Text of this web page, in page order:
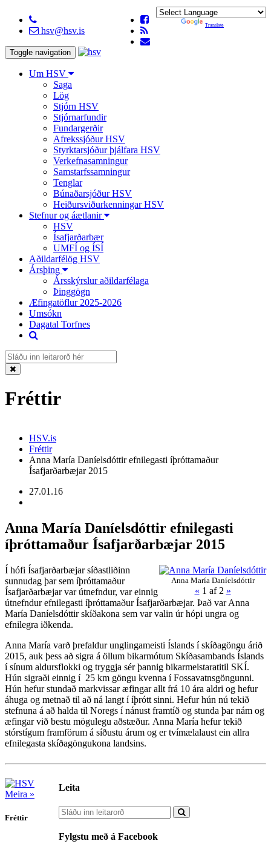
hsv@hsv.is
Translate
Toggle navigation
Um HSV
Saga
Lög
Stjórn HSV
Stjórnarfundir
Fundargerðir
Afrekssjóður HSV
Styrktarsjóður þjálfara HSV
Verkefnasamningur
Samstarfssamningur
Tenglar
Búnaðarsjóður HSV
Heiðursviðurkenningar HSV
Stefnur og áætlanir
HSV
Ísafjarðarbær
UMFÍ og ÍSÍ
Aðildarfélög HSV
Ársþing
Ársskýrslur aðildarfélaga
Þinggögn
Æfingatöflur 2025-2026
Umsókn
Dagatal Torfnes
Fréttir
HSV.is
Fréttir
Anna María Daníelsdóttir efnilegasti íþróttamaður
Ísafjarðarbæjar 2015
27.01.16
Anna María Daníelsdóttir efnilegasti
íþróttamaður Ísafjarðarbæjar 2015
Anna María Daníelsdóttir
« 1 af 2 »
Í hófi Ísafjarðarbæjar síðastliðinn
sunnudag þar sem íþróttamaður
Ísafjarðarbæjar var útnefndur, var einnig
útnefndur efnilegasti íþróttamaður Ísafjarðarbæjar. Það var Anna
María Daníelsdóttir skíðakona sem var valin úr hópi ungra og
efnilegra iðkenda.
Anna María varð þrefaldur unglingameisti Íslands í skíðagöngu árið
2015, auk þess að sigra á öllum bikarmótum Skíðasambands Íslands
í sínum aldursflokki og tryggja sér þannig bikarmeistaratitil SKÍ.
Hún sigraði einnig í 25 km göngu kvenna í Fossavatnsgöngunni.
Hún hefur stundað markvissar æfingar allt frá 10 ára aldri og hefur
áhuga og metnað til að ná langt í íþrótt sinni. Hefur hún nú tekið
stefnuna á að halda til Noregs í nánust framtíð og stunda þar nám og
æfingar við bestu mögulegu aðstæður. Anna María hefur tekið
stórstígum framförum á síðustu árum og er tvímælalaust ein allra
efnilegasta skíðagöngukona landsins.
Leita
Fylgstu með á Facebook
Meira »
Fréttir